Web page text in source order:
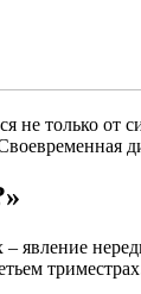
не только
явление